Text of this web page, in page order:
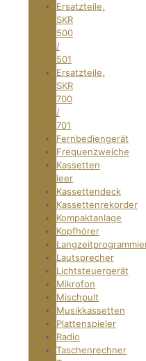
Ersatzteile,
SKR
500
/
501
Ersatzteile,
SKR
700
/
701
Fernbediengerät
Frequenzweiche
Kassetten
leer
Kassettendeck
Kassettenrekorder
Kompaktanlage
Kopfhörer
Lautsprecher
Lichtsteuergerät
Mikrofon
Mischpult
Musikkassetten
Plattenspieler
Radio
Taschenrechner